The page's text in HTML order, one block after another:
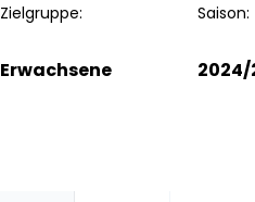
Zielgruppe:
Erwachsene
Saison:
2024/